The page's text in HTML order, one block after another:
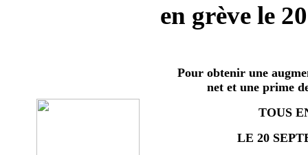
en grève le
Pour obtenir une
net et une prime
TOUS
LE 20